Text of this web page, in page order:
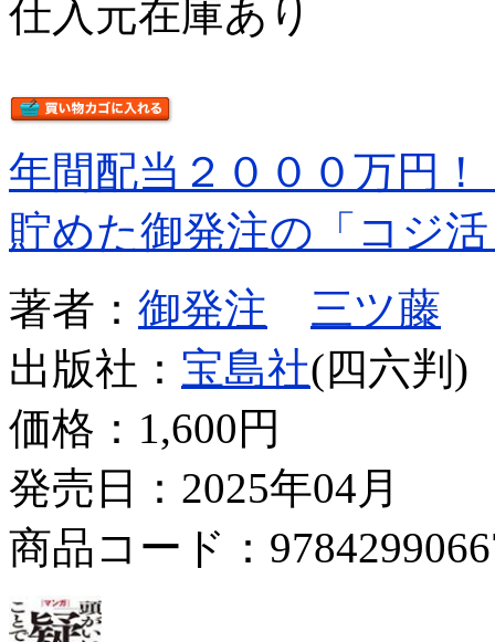
仕入元在庫あり
年間配当２０００万円
貯めた御発注の「コジ
著者： 御発注
三ツ藤
出版社： 宝島社(四六判)
価格： 1,600円
発売日：2025年04月
商品コード：